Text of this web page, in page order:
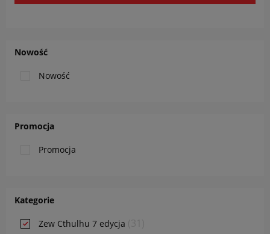
Nowość
Nowość
Promocja
Promocja
Kategorie
Zew Cthulhu 7 edycja